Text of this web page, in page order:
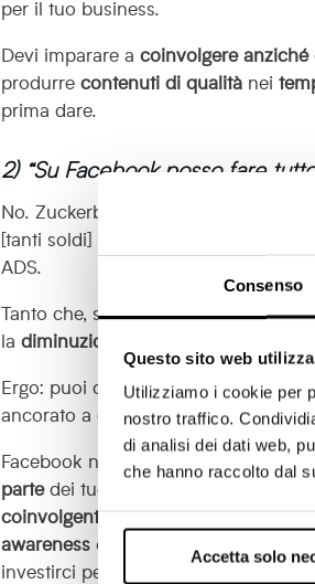
Consenso
Questo sito web
Utilizziamo i cookie per
nostro traffico.
di analisi dei dati web,
che hanno raccolto dal
Accetta solo
per il tuo business.
Devi imparare a coinvolgere
produrre contenuti di qualità nei
prima dare.
2) “Su Facebook posso fare
No. Zuckerberg e la sua azienda non
[tanti soldi]
ADS.
Tanto che, se io fossi malizioso, mi
la diminuzione
Ergo: puoi creare un profilo, postare
ancorato a quel 2-3% e assai
Facebook non è più il regno della
parte dei tuoi follower (tanto più
coinvolgenti
awareness o
investirci periodicamente in